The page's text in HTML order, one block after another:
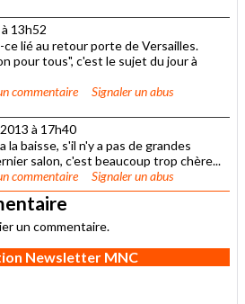
13h52
lié au retour porte de Versailles.
pour tous", c'est le sujet du jour à
commentaire Signaler un abus
à 17h40
la baisse, s'il n'y a pas de grandes
salon, c'est beaucoup trop chère...
commentaire Signaler un abus
un commentaire.
Newsletter MNC